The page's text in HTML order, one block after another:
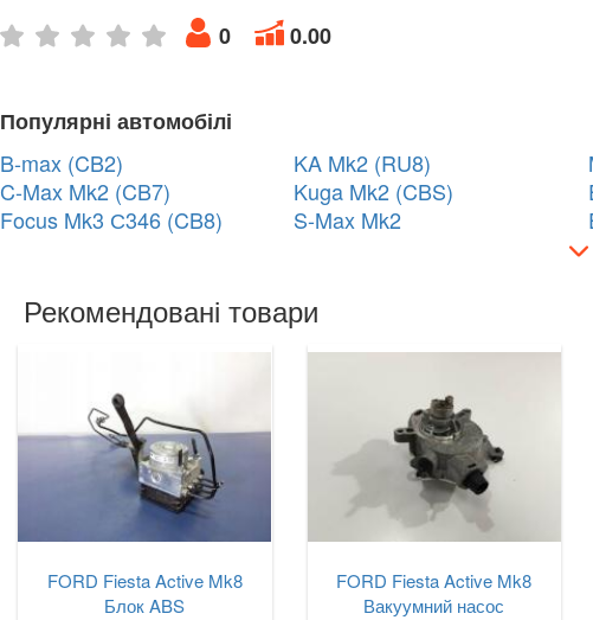
0 0.00
Популярні автомобілі
B-max (CB2)
C-Max Mk2 (CB7)
Focus Mk3 С346 (CB8)
KA Mk2 (RU8)
Kuga Mk2 (CBS)
S-Max Mk2
Рекомендовані товари
FORD Fiesta Active Mk8
Блок ABS
FORD Fiesta Active Mk8
Вакуумний насос